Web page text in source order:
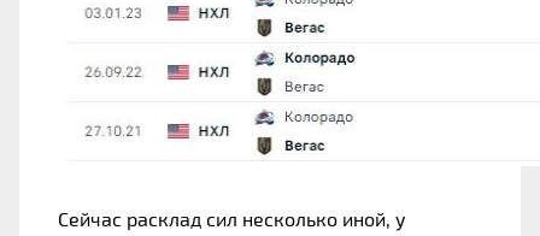
Сейчас расклад сил несколько иной, у